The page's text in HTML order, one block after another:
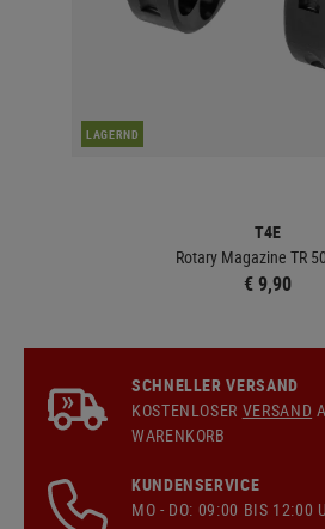
LAGERND
T4E
Rotary Magazine TR
€ 9,90
SCHNELLER VERSAND
KOSTENLOSER VERSAND
WARENKORB
KUNDENSERVICE
MO - DO: 09:00 BIS 12:00